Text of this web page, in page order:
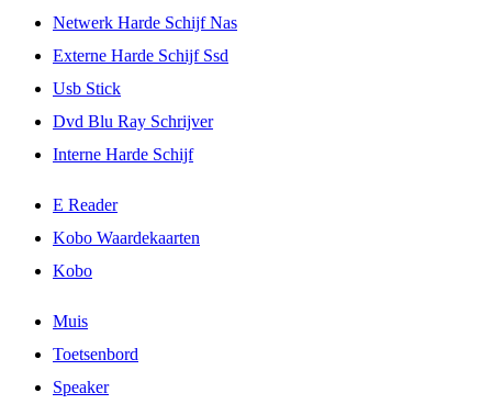
Netwerk Harde Schijf Nas
Externe Harde Schijf Ssd
Usb Stick
Dvd Blu Ray Schrijver
Interne Harde Schijf
E Reader
Kobo Waardekaarten
Kobo
Muis
Toetsenbord
Speaker